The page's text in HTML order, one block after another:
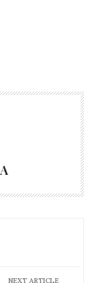
NEXT ARTICLE